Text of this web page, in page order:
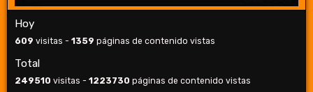
Hoy
609 visitas - 1359 páginas de contenido vistas
Total
249510 visitas - 1223730 páginas de contenido vistas